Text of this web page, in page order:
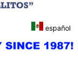
español